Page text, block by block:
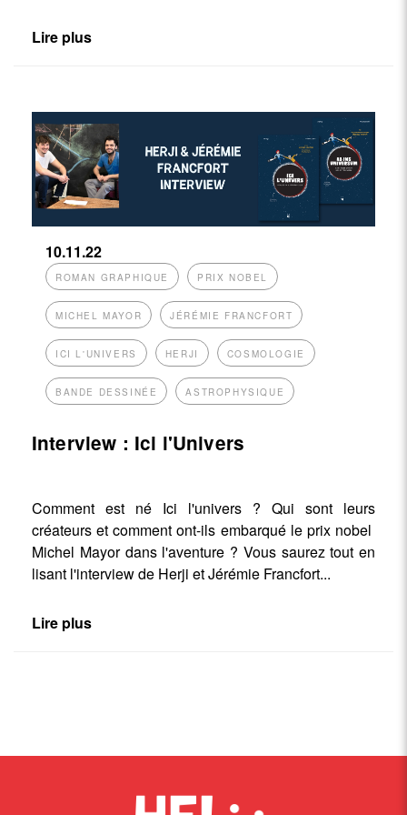
Lire plus
10.11.22
ROMAN GRAPHIQUE PRIX NOBEL
MICHEL MAYOR JÉRÉMIE FRANCFORT
ICI L'UNIVERS HERJI COSMOLOGIE
BANDE DESSINÉE ASTROPHYSIQUE
Interview : Ici l'Univers
Comment est né Ici l'univers ? Qui sont leurs
créateurs et comment ont-ils embarqué le prix nobel
Michel Mayor dans l'aventure ? Vous saurez tout en
lisant l'interview de Herji et Jérémie Francfort...
Lire plus